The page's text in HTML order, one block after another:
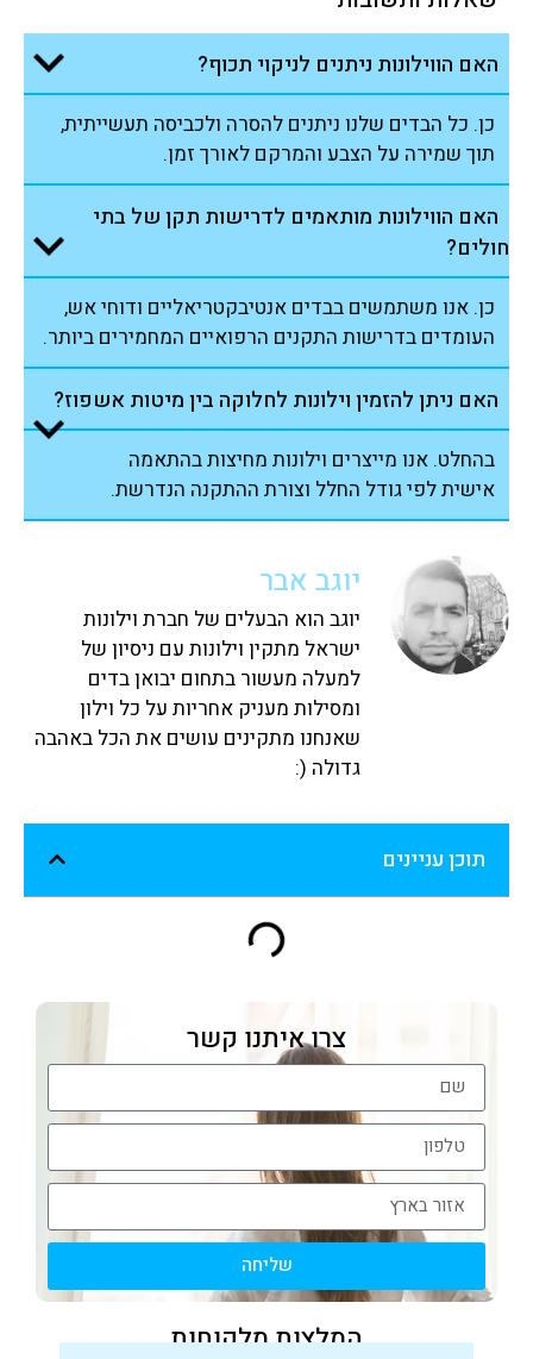
תוכן עניינים
צרו איתנו קשר
שליחה
המלצות מלקוחות
האם הווילונות ניתנים לניקוי תכוף?
כן. כל הבדים שלנו ניתנים להסרה ולכביסה תעשייתית,
תוך שמירה על הצבע והמרקם לאורך זמן.
האם הווילונות מותאמים לדרישות תקן של בתי
חולים?
כן. אנו משתמשים בבדים אנטיבקטריאליים ודוחי אש,
העומדים בדרישות התקנים הרפואיים המחמירים ביותר.
האם ניתן להזמין וילונות לחלוקה בין מיטות אשפוז?
בהחלט. אנו מייצרים וילונות מחיצות בהתאמה
אישית לפי גודל החלל וצורת ההתקנה הנדרשת.
יוגב אבר
יוגב הוא הבעלים של חברת וילונות
ישראל מתקין וילונות עם ניסיון של
למעלה מעשור בתחום יבואן בדים
ומסילות מעניק אחריות על כל וילון
שאנחנו מתקינים עושים את הכל באהבה
גדולה (: